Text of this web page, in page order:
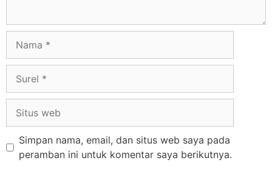
Simpan nama, email, dan situs web saya pada
peramban ini untuk komentar saya berikutnya.